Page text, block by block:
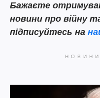
Бажаєте
новини про війну та
підписуйтесь на